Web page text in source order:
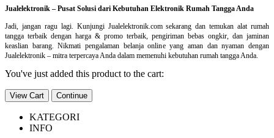
Jualelektronik – Pusat Solusi dari Kebutuhan Elektronik Rumah Tangga Anda
Jadi, jangan ragu lagi. Kunjungi Jualelektronik.com sekarang dan temukan alat rumah
tangga terbaik dengan harga & promo terbaik, pengiriman bebas ongkir, dan jaminan
keaslian barang. Nikmati pengalaman belanja online yang aman dan nyaman dengan
Jualelektronik – mitra terpercaya Anda dalam memenuhi kebutuhan rumah tangga Anda.
You've just added this product to the cart:
View Cart Continue
KATEGORI
INFO